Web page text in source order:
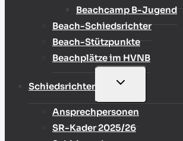
Beachcamp B-Jugend
Beach-Schiedsrichter
Beach-Stützpunkte
Beachplätze im HVNB
Schiedsrichter
UNTERMENÜ
Ansprechpersonen
SR-Kader 2025/26